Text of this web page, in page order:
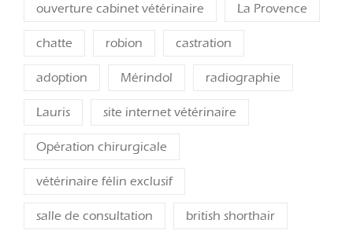
ouverture cabinet vétérinaire La Provence
chatte robion castration
adoption Mérindol radiographie
Lauris site internet vétérinaire
Opération chirurgicale
vétérinaire félin exclusif
salle de consultation british shorthair